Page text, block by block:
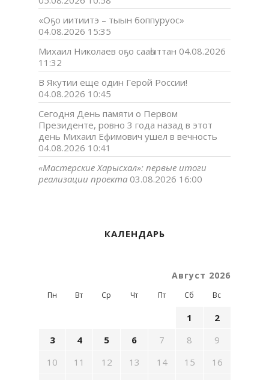
«Оҕо иитиитэ – тыын боппуруос»
04.08.2026 15:35
Михаил Николаев оҕо сааһыттан 04.08.2026
11:32
В Якутии еще один Герой России!
04.08.2026 10:45
Сегодня День памяти о Первом
Президенте, ровно 3 года назад в этот
день Михаил Ефимович ушел в вечность
04.08.2026 10:41
«Мастерские Харысхал»: первые итоги
реализации проекта 03.08.2026 16:00
КАЛЕНДАРЬ
Август 2026
Пн Вт Ср Чт Пт Сб Вс
1
2
3
4 5 6 7 8
9
10
11 12 13 14 15
16